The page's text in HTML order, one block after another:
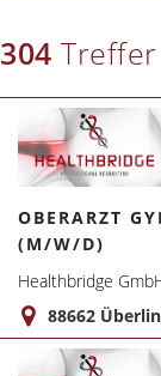
304 Treffer
OBERARZT
(M/W/D)
Healthbridge
88662